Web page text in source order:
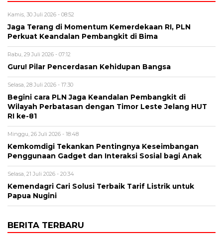
Kamis, 30 Juli 2026 - 08:52
Jaga Terang di Momentum Kemerdekaan RI, PLN
Perkuat Keandalan Pembangkit di Bima
Rabu, 29 Juli 2026 - 07:12
Guru! Pilar Pencerdasan Kehidupan Bangsa
Selasa, 28 Juli 2026 - 17:30
Begini cara PLN Jaga Keandalan Pembangkit di
Wilayah Perbatasan dengan Timor Leste Jelang HUT
RI ke-81
Minggu, 26 Juli 2026 - 18:48
Kemkomdigi Tekankan Pentingnya Keseimbangan
Penggunaan Gadget dan Interaksi Sosial bagi Anak
Selasa, 21 Juli 2026 - 20:34
Kemendagri Cari Solusi Terbaik Tarif Listrik untuk
Papua Nugini
BERITA TERBARU